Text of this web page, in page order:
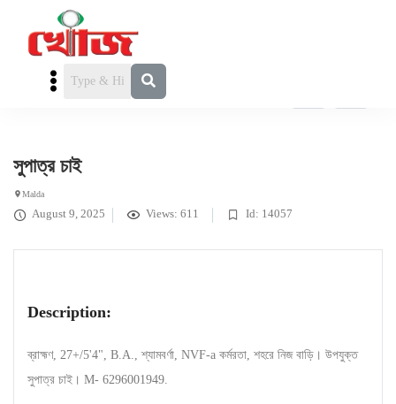
সুপাত্র চাই
Malda
August 9, 2025 Views: 611 Id: 14057
Description:
ব্রাহ্মণ, 27+/5'4", B.A., শ্যামবর্ণা, NVF-a কর্মরতা, শহরে নিজ বাড়ি। উপযুক্ত
সুপাত্র চাই। M- 6296001949.